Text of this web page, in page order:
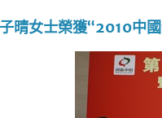
晴女士榮獲“2010中